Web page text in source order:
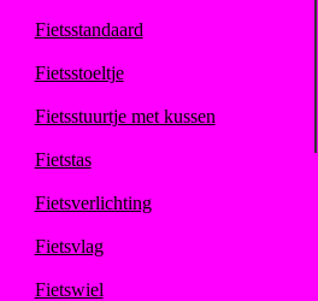
Fietsstandaard
Fietsstoeltje
Fietsstuurtje met kussen
Fietstas
Fietsverlichting
Fietsvlag
Fietswiel